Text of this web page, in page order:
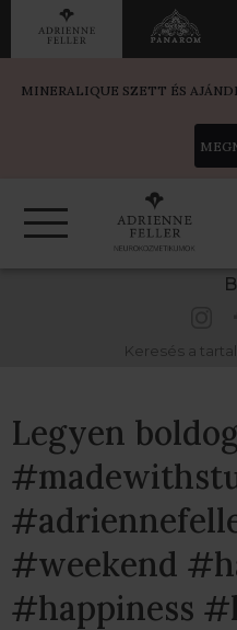
MINERALIQUE SZETT ÉS
Legyen
#weekend
#happiness